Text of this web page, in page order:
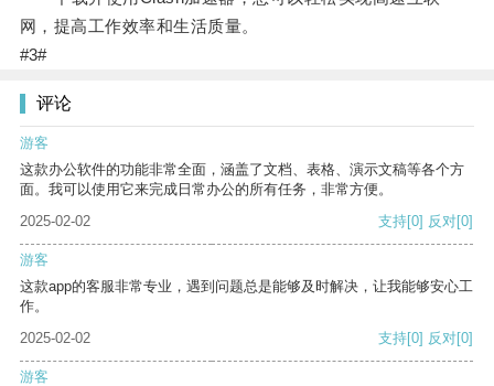
网，提高工作效率和生活质量。
#3#
评论
游客
这款办公软件的功能非常全面，涵盖了文档、表格、演示文稿等各个方
面。我可以使用它来完成日常办公的所有任务，非常方便。
2025-02-02
支持[0] 反对[0]
游客
这款app的客服非常专业，遇到问题总是能够及时解决，让我能够安心工
作。
2025-02-02
支持[0] 反对[0]
游客